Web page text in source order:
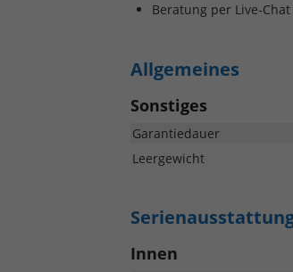
Beratung per Live-
Allgemeines
Sonstiges
Garantiedauer
Leergewicht
Innen